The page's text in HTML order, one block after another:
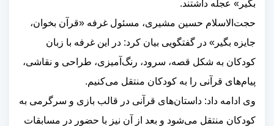
بگیر» عجله داشتند.
حجت‌الاسلام حسین مشیری، مسئول غرفه «قرآن بخوان،
جایزه بگیر» در گفتگویی بیان کرد: در این غرفه با زبان
کودکان به شکل قصه، سرود، رنگ‌آمیزی، طراحی و نقاشی،
پیام‌های قرآنی را به کودکان منتقل می‌کنیم.
وی ادامه داد: داستان‌های قرآنی در قالب بازی و سرگرمی به
کودکان منتقل می‌شود و بعد از آن نیز با حضور در مسابقات